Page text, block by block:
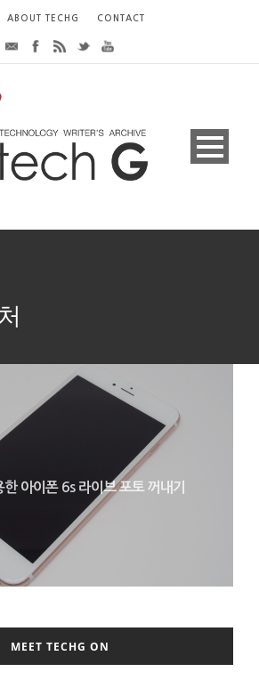
ABOUT TECHG CONTACT
한 아이폰 6s 라이브 포토 꺼내기
MEET TECHG ON